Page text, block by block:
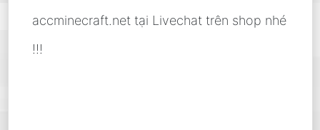
accminecraft.net tại Livechat trên shop nhé
!!!